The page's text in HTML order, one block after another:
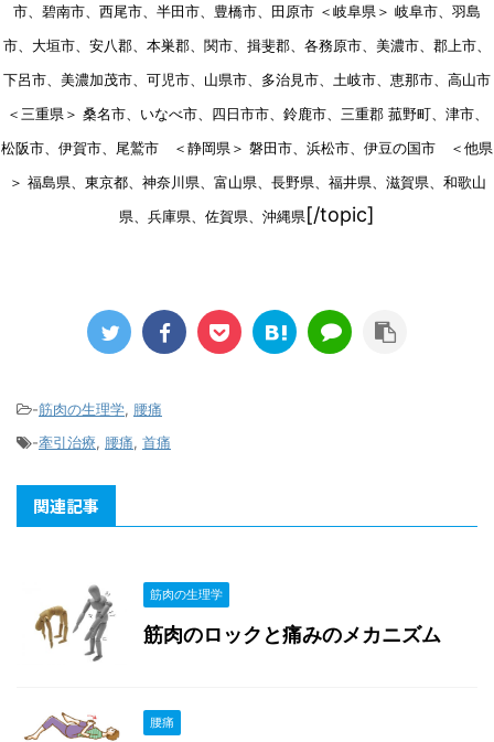
市、碧南市、西尾市、半田市、豊橋市、田原市 ＜岐阜県＞ 岐阜市、羽島
市、大垣市、安八郡、本巣郡、関市、揖斐郡、各務原市、美濃市、郡上市、
下呂市、美濃加茂市、可児市、山県市、多治見市、土岐市、恵那市、高山市
＜三重県＞ 桑名市、いなべ市、四日市市、鈴鹿市、三重郡 菰野町、津市、
松阪市、伊賀市、尾鷲市 ＜静岡県＞ 磐田市、浜松市、伊豆の国市 ＜他県
＞ 福島県、東京都、神奈川県、富山県、長野県、福井県、滋賀県、和歌山
県、兵庫県、佐賀県、沖縄県[/topic]
-筋肉の生理学, 腰痛
-牽引治療, 腰痛, 首痛
関連記事
筋肉の生理学
筋肉のロックと痛みのメカニズム
腰痛